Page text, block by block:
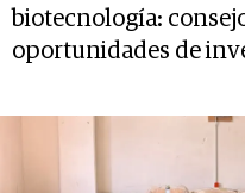
biotecnología:
oportunidades de